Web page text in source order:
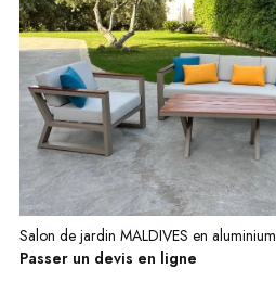
Salon de jardin MALDIVES en aluminium
Passer un devis en ligne